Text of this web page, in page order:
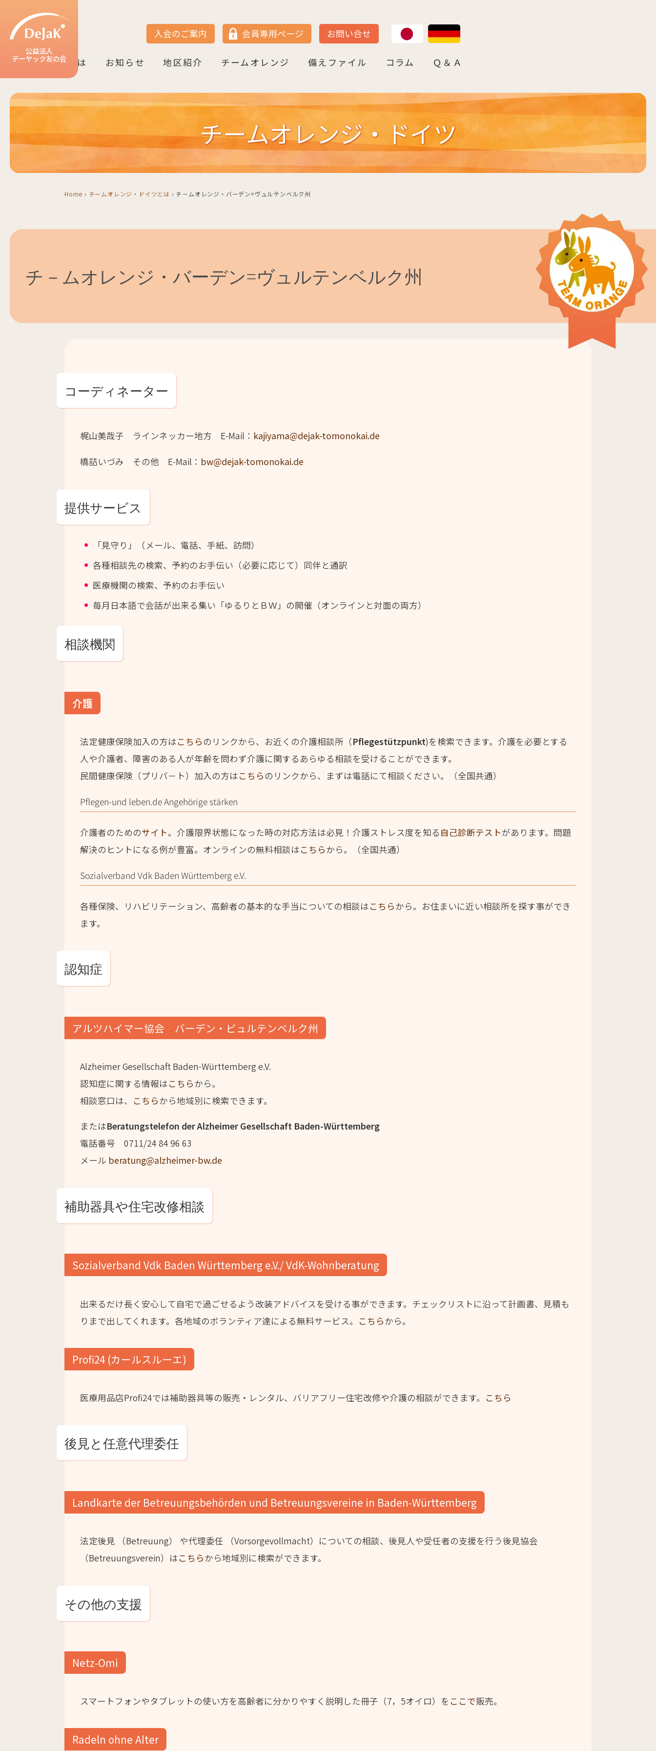
公益法人
デーヤック友の会
サイト内検索 入会のご案内 会員専用ページ お問い合せ
JP DE
DeJaK友の会とは
DeJaK-友の会とは
入会のご案内
活動紹介
デーヤック発行冊子のご案内
設立10周年記念（2022）
お知らせ
地区紹介
チームオレンジ
備えファイル
コラム
Ｑ＆Ａ
チームオレンジ・ドイツ
Home › チームオレンジ・ドイツとは › チ－ムオレンジ・バーデン=ヴュルテンベルク州
チ－ムオレンジ・バーデン=ヴュルテンベルク州
コーディネーター
梶山美哉子 ラインネッカー地方 E-Mail： kajiyama@dejak-tomonokai.de
橋詰いづみ その他 E-Mail： bw@dejak-tomonokai.de
提供サービス
「見守り」（メール、電話、手紙、訪問）
各種相談先の検索、予約のお手伝い（必要に応じて）同伴と通訳
医療機関の検索、予約のお手伝い
毎月日本語で会話が出来る集い「ゆるりとＢＷ」の開催（オンラインと対面の両方）
相談機関
介護
法定健康保険加入の方はこちらのリンクから、お近くの介護相談所（Pflegestützpunkt)を検索できます。介護を必要とする
人や介護者、障害のある人が年齢を問わず介護に関するあらゆる相談を受けることができます。
民間健康保険（プリバ－ト）加入の方はこちらのリンクから、まずは電話にて相談ください。（全国共通）
Pflegen-und leben.de Angehörige stärken
介護者のためのサイト。介護限界状態になった時の対応方法は必見！介護ストレス度を知る 自己診断テストがあります。問題
解決のヒントになる例が豊富。オンラインの無料相談はこちらから。（全国共通）
Sozialverband Vdk Baden Württemberg e.V.
各種保険、リハビリテーション、高齢者の基本的な手当についての相談はこちらから。お住まいに近い相談所を探す事ができ
ます。
認知症
アルツハイマー協会 バーデン・ビュルテンベルク州
Alzheimer Gesellschaft Baden-Württemberg e.V.
認知症に関する情報はこちらから。
相談窓口は、
こちらから地域別に検索できます。
またはBeratungstelefon der Alzheimer Gesellschaft Baden-Württemberg
電話番号 0711/24 84 96 63
メール beratung@alzheimer-bw.de
補助器具や住宅改修相談
Sozialverband Vdk Baden Württemberg e.V./ VdK-Wohnberatung
出来るだけ長く安心して自宅で過ごせるよう改装アドバイスを受ける事ができます。チェックリストに沿って計画書、見積も
りまで出してくれます。各地域のボランティア達による無料サービス。 こちらから。
Profi24 (カールスルーエ)
医療用品店Profi24では補助器具等の販売・レンタル、バリアフリー住宅改修や介護の相談ができます。 こちら
後見と任意代理委任
Landkarte der Betreuungsbehörden und Betreuungsvereine in Baden-Württemberg
法定後見 （Betreuung） や代理委任 （Vorsorgevollmacht）についての相談、後見人や受任者の支援を行う後見協会
（Betreuungsverein）はこちらから地域別に検索ができます。
その他の支援
Netz-Omi
スマートフォンやタブレットの使い方を高齢者に分かりやすく説明した冊子（7，5オイロ）を ここで販売。
Radeln ohne Alter